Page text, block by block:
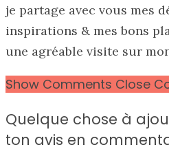
je partage avec vous mes
inspirations & mes bons
une agréable visite sur
Show Comments Close
Quelque chose à
ton avis en